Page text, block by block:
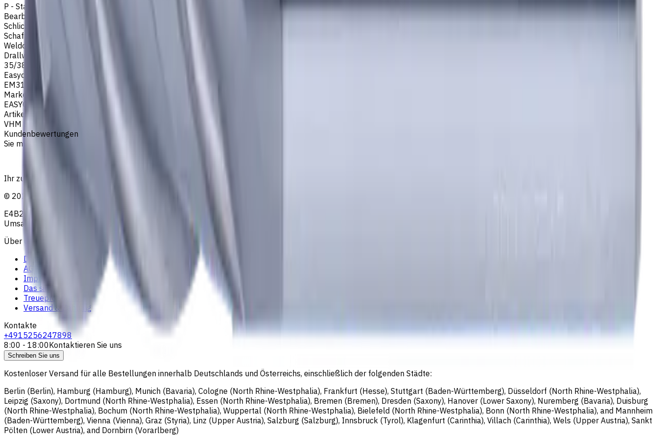
P - Stahl
Bearbeitungsart
Schlichtfräsen
Schafttyp
Weldon Schaft
Drallwinkel
35/38
Easycut Serie
EM311
Marke
EASYCUT
Artikeltyp
VHM Schaftfräsern
Kundenbewertungen
Sie müssen eingeloggt sein, um eine Bewertung abzugeben.
Ihr zuverlässiger Lieferant von Werkzeugen, Verbrauchsmaterialien und Kühlschmierstoffen für CNC-Werkzeugmaschinen in der Metallbearbeitung
© 2023
E4B2B Gmbh (CNCmarket.de); Heisenbergstraße 5, 10587, Berlin, Deutschland; Registergericht: Amtsgericht Charlottenburg; Handelsregisternummer: HRB 258196 B;
Umsatzsteuer-ID: DE364343215; Vertretungsberechtigter Geschäftsführer: Sergey Sysoev
Über uns
Datenschutzerklärung
AGB
Impressum
Das sind wir
Treueprogramm
Versand & Zahlung
Kontakte
+4915256247898
8:00 - 18:00Kontaktieren Sie uns
Schreiben Sie uns
Kostenloser Versand für alle Bestellungen innerhalb Deutschlands und Österreichs, einschließlich der folgenden Städte:
Berlin (Berlin), Hamburg (Hamburg), Munich (Bavaria), Cologne (North Rhine-Westphalia), Frankfurt (Hesse), Stuttgart (Baden-Württemberg), Düsseldorf (North Rhine-Westphalia),
Leipzig (Saxony), Dortmund (North Rhine-Westphalia), Essen (North Rhine-Westphalia), Bremen (Bremen), Dresden (Saxony), Hanover (Lower Saxony), Nuremberg (Bavaria), Duisburg
(North Rhine-Westphalia), Bochum (North Rhine-Westphalia), Wuppertal (North Rhine-Westphalia), Bielefeld (North Rhine-Westphalia), Bonn (North Rhine-Westphalia), and Mannheim
(Baden-Württemberg), Vienna (Vienna), Graz (Styria), Linz (Upper Austria), Salzburg (Salzburg), Innsbruck (Tyrol), Klagenfurt (Carinthia), Villach (Carinthia), Wels (Upper Austria), Sankt
Pölten (Lower Austria), and Dornbirn (Vorarlberg)